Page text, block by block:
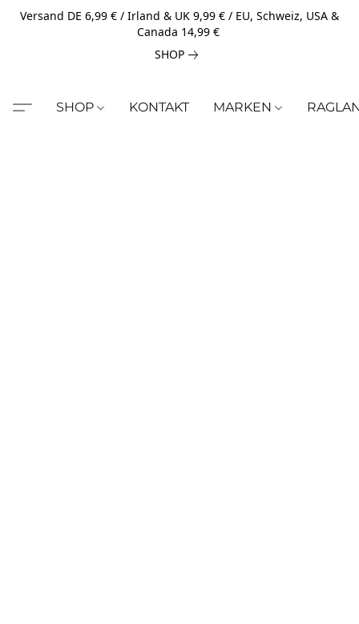
Versand DE 6,99 € / Irland & UK 9,99 € / EU, Schweiz, USA &
Canada 14,99 €
SHOP
SHOP KONTAKT MARKEN